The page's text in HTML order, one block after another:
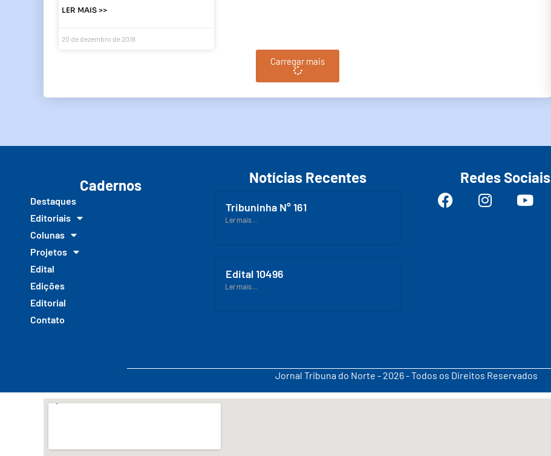
LER MAIS >>
20 de dezembro de 2018
Carregar mais
Cadernos
Destaques
Editoriais
Colunas
Projetos
Edital
Edições
Editorial
Contato
Notícias Recentes
Tribuninha N° 161
Ler mais...
Edital 10496
Ler mais...
Redes Sociais
Jornal Tribuna do Norte - 2026 - Todos os Direitos Reservados